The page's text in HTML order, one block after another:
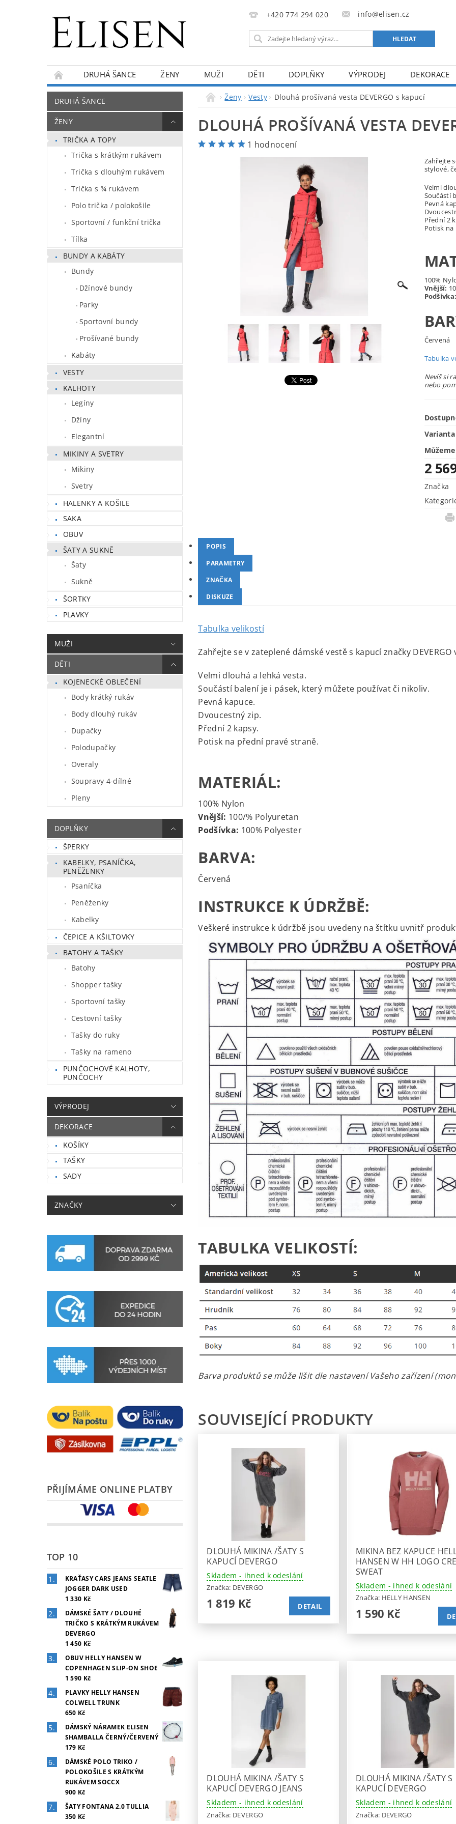
+420 774 294 020 info@elisen.cz
DRUHÁ ŠANCE ŽENY MUŽI DĚTI DOPLŇKY VÝPRODEJ
DEKORACE
KONTAKTY
O NÁS BLOG
DRUHÁ ŠANCE
ŽENY
TRIČKA A TOPY
Trička s krátkým rukávem
Trička s dlouhým rukávem
Trička s ¾ rukávem
Polo trička / polokošile
Sportovní / funkční trička
Tílka
BUNDY A KABÁTY
Bundy
Džínové bundy
Parky
Sportovní bundy
Prošívané bundy
Kabáty
VESTY
KALHOTY
Legíny
Džíny
Elegantní
MIKINY A SVETRY
Mikiny
Svetry
HALENKY A KOŠILE
SAKA
OBUV
ŠATY A SUKNĚ
Šaty
Sukně
ŠORTKY
PLAVKY
MUŽI
DĚTI
KOJENECKÉ OBLEČENÍ
Body krátký rukáv
Body dlouhý rukáv
Dupačky
Polodupačky
Overaly
Soupravy 4-dílné
Pleny
DOPLŇKY
ŠPERKY
KABELKY, PSANÍČKA,
PENĚŽENKY
Psaníčka
Peněženky
Kabelky
ČEPICE A KŠILTOVKY
BATOHY A TAŠKY
Batohy
Shopper tašky
Sportovní tašky
Cestovní tašky
Tašky do ruky
Tašky na rameno
PUNČOCHOVÉ KALHOTY,
PUNČOCHY
VÝPRODEJ
DEKORACE
KOŠÍKY
TAŠKY
SADY
ZNAČKY
PŘIJÍMÁME ONLINE PLATBY
TOP 10
KRAŤASY CARS JEANS SEATLE
JOGGER DARK USED
1 330 Kč
DÁMSKÉ ŠATY / DLOUHÉ
TRIČKO S KRÁTKÝM RUKÁVEM
DEVERGO
1 450 Kč
OBUV HELLY HANSEN W
COPENHAGEN SLIP-ON SHOE
1 590 Kč
PLAVKY HELLY HANSEN
COLWELL TRUNK
650 Kč
DÁMSKÝ NÁRAMEK ELISEN
SHAMBALLA ČERNÝ/ČERVENÝ
179 Kč
DÁMSKÉ POLO TRIKO /
POLOKOŠILE S KRÁTKÝM
RUKÁVEM SOCCX
900 Kč
ŠATY FONTANA 2.0 TULLIA
350 Kč
Ženy Vesty Dlouhá prošívaná vesta DEVERGO s kapucí
DLOUHÁ PROŠÍVANÁ VESTA
1 hodnocení
Zahřejte
stylové,
Velmi
Součástí
Pevná
Přední 2
Potisk
100%
Vnější:
Červená
Tabulka
Nevíš si
nebo
Varianta
2
Značka
POPIS
PARAMETRY
ZNAČKA
DISKUZE
Tabulka velikostí
Zahřejte se v zateplené dámské vestě s kapucí značky
Velmi dlouhá a lehká vesta.
Součástí balení je i pásek, který můžete používat či nikoliv.
Pevná kapuce.
Dvoucestný zip.
Přední 2 kapsy.
Potisk na přední pravé straně.
MATERIÁL:
100% Nylon
Vnější: 100/% Polyuretan
Podšívka: 100% Polyester
BARVA:
Červená
INSTRUKCE K ÚDRŽBĚ:
Veškeré instrukce k údržbě jsou uvedeny na štítku uvnitř
TABULKA VELIKOSTÍ:
Barva produktů se může lišit dle nastavení Vašeho zařízení
SOUVISEJÍCÍ PRODUKTY
DLOUHÁ MIKINA /ŠATY S
KAPUCÍ DEVERGO
Skladem - ihned k odeslání
Značka: DEVERGO
1 819 Kč DETAIL
MIKINA BEZ KAPUCE
HANSEN W HH LOGO
SWEAT
Skladem - ihned k odeslání
Značka: HELLY HANSEN
1 590 Kč
DLOUHÁ MIKINA /ŠATY S
KAPUCÍ DEVERGO JEANS
Skladem - ihned k odeslání
Značka: DEVERGO
DLOUHÁ MIKINA /ŠATY S
KAPUCÍ DEVERGO
Skladem - ihned k odeslání
Značka: DEVERGO